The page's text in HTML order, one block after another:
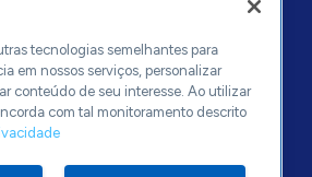
0800 570 0800
sebrae.mg
tecnologias semelhantes para
em nossos serviços, personalizar
conteúdo de seu interesse. Ao utilizar
com tal monitoramento descrito